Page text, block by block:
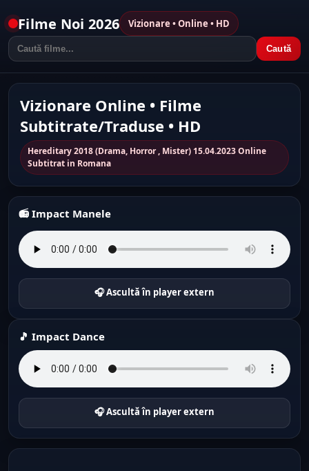
Filme Noi 2026 Vizionare • Online • HD
Caută
Vizionare Online • Filme
Subtitrate/Traduse • HD
Hereditary 2018 (Drama, Horror , Mister) 15.04.2023 Online
Subtitrat in Romana
📻 Impact Manele
🎧 Ascultă în player extern
🎵 Impact Dance
🎧 Ascultă în player extern